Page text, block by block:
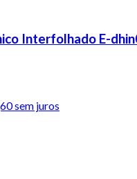
Interfolhado E-
sem juros